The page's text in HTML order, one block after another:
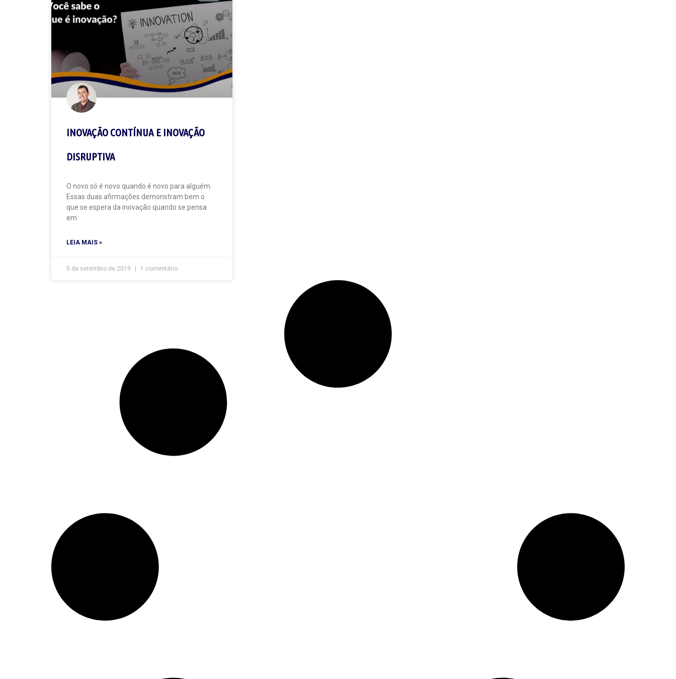
INOVAÇÃO CONTÍNUA E INOVAÇÃO
DISRUPTIVA
O novo só é novo quando é novo para alguém.
Essas duas afirmações demonstram bem o
que se espera da inovação quando se pensa
em
LEIA MAIS »
5 de setembro de 2019 1 comentário